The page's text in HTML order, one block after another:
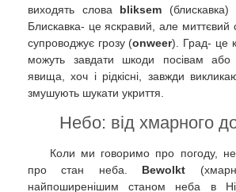
виходять слова bliksem (блискавка)
Блискавка- це яскравий, але миттєвий
супроводжує грозу (onweer). Град- це
можуть завдати шкоди посівам або
явища, хоч і рідкісні, завжди
змушують шукати укриття.
Небо: від хмарного
Коли ми говоримо про погоду,
про стан неба. Bewolkt
найпоширенішим станом неба в